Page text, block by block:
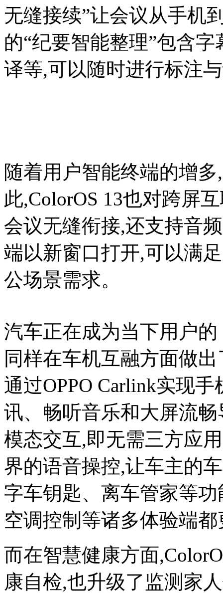
无缝接续”让会议从手机
的“纪要智能整理”包含
译等,可以随时进行标注
随着用户智能终端的增
此,ColorOS 13也对跨屏
会议无缝衔接,还支持音
端以新窗口打开,可以满
公场景需求。
汽车正在成为当下用户
同样在车机互融方面做
通过OPPO Carlink实现
讯、畅听音乐和大屏流
模态交互,即无需三方应
界的语音操控,让车主的
字车钥匙、离车管家等
空调控制等诸多体验端
而在智慧健康方面
康自检,也升级了监测家